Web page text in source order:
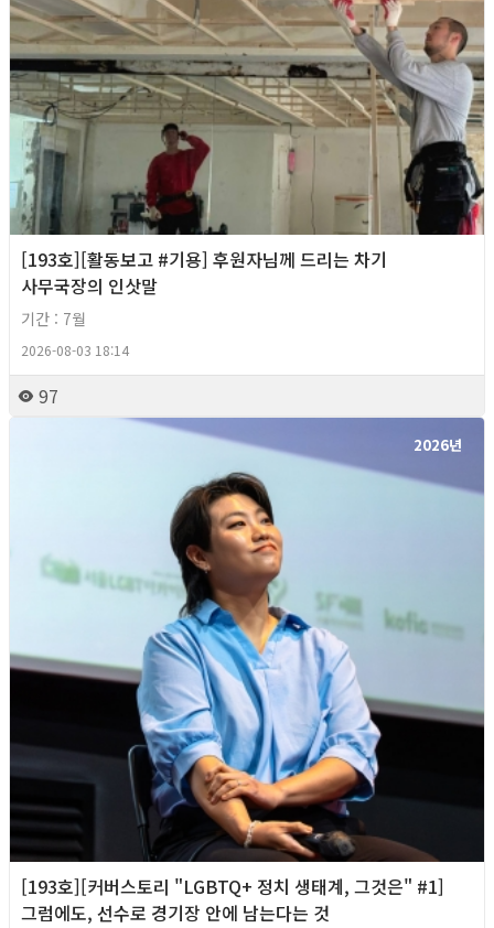
[193호][활동보고 #기용] 후원자님께 드리는 차기
사무국장의 인삿말
기간 : 7월
2026-08-03 18:14
97
2026년
[193호][커버스토리 "LGBTQ+ 정치 생태계, 그것은" #1]
그럼에도, 선수로 경기장 안에 남는다는 것